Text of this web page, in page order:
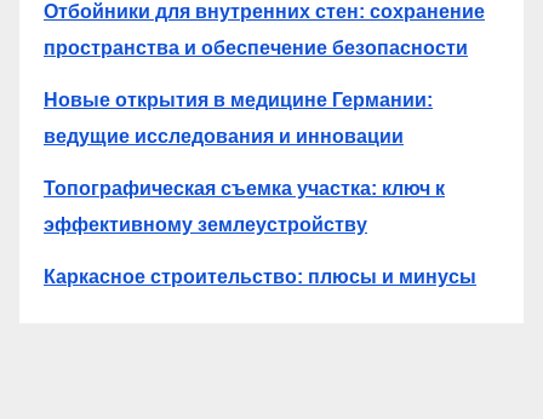
Отбойники для внутренних стен: сохранение
пространства и обеспечение безопасности
Новые открытия в медицине Германии:
ведущие исследования и инновации
Топографическая съемка участка: ключ к
эффективному землеустройству
Каркасное строительство: плюсы и минусы